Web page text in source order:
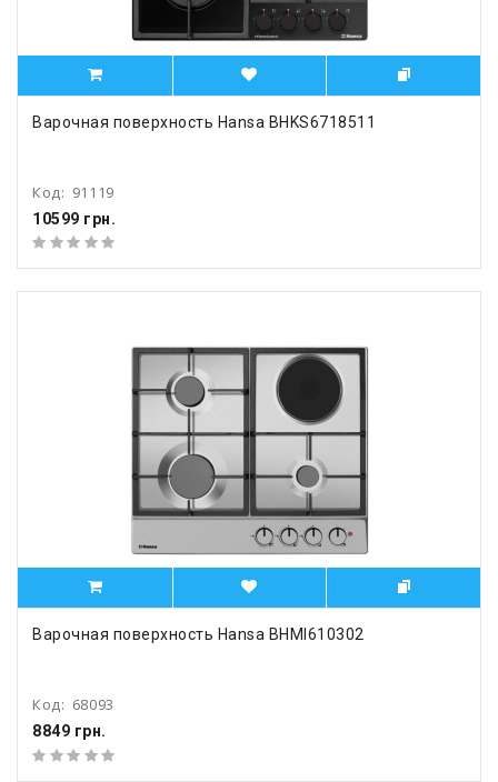
Варочная поверхность Hansa BHKS6718511
Код: 91119
10599 грн.
Варочная поверхность Hansa BHMI610302
Код: 68093
8849 грн.